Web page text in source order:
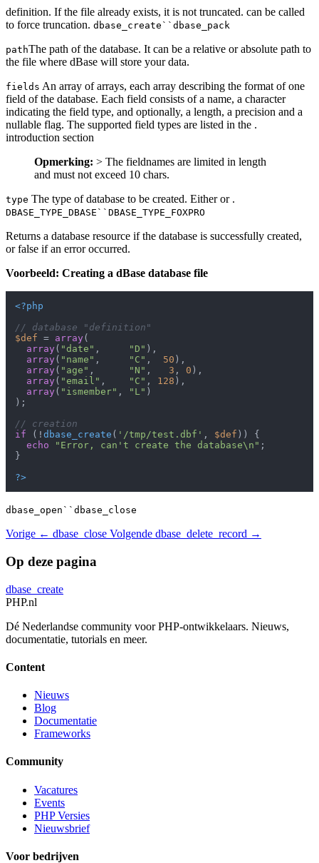
definition. If the file already exists, it is not truncated. can be called
to force truncation. dbase_create``dbase_pack
pathThe path of the database. It can be a relative or absolute path to
the file where dBase will store your data.
fields An array of arrays, each array describing the format of one
field of the database. Each field consists of a name, a character
indicating the field type, and optionally, a length, a precision and a
nullable flag. The supported field types are listed in the .
introduction section
Opmerking: > The fieldnames are limited in length
and must not exceed 10 chars.
type The type of database to be created. Either or .
DBASE_TYPE_DBASE``DBASE_TYPE_FOXPRO
Returns a database resource if the database is successfully created,
or false if an error occurred.
Voorbeeld: Creating a dBase database file
<?php
// database "definition"
$def = array (
array ( "date" , "D" ),
array ( "name" , "C" , 50 ),
array ( "age" , "N" , 3 , 0 ),
array ( "email" , "C" , 128 ),
array ( "ismember" , "L" )
);
// creation
if (! dbase_create ( '/tmp/test.dbf' , $def )) {
echo
"Error, can't create the database\n" ;
}
?>
dbase_open``dbase_close
Vorige ← dbase_close Volgende dbase_delete_record →
Op deze pagina
dbase_create
PHP.nl
Dé Nederlandse community voor PHP-ontwikkelaars. Nieuws,
documentatie, tutorials en meer.
Content
Nieuws
Blog
Documentatie
Frameworks
Community
Vacatures
Events
PHP Versies
Nieuwsbrief
Voor bedrijven